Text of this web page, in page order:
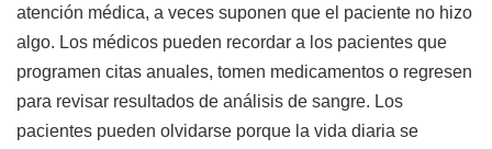
atención médica, a veces suponen que el paciente no hizo
algo. Los médicos pueden recordar a los pacientes que
programen citas anuales, tomen medicamentos o regresen
para revisar resultados de análisis de sangre. Los
pacientes pueden olvidarse porque la vida diaria se